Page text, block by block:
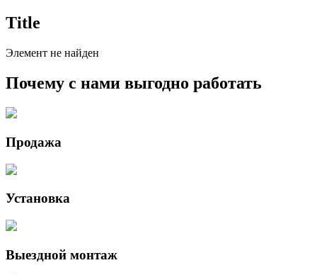
Title
Элемент не найден
Почему с нами выгодно работать
Продажа
Установка
Выездной монтаж